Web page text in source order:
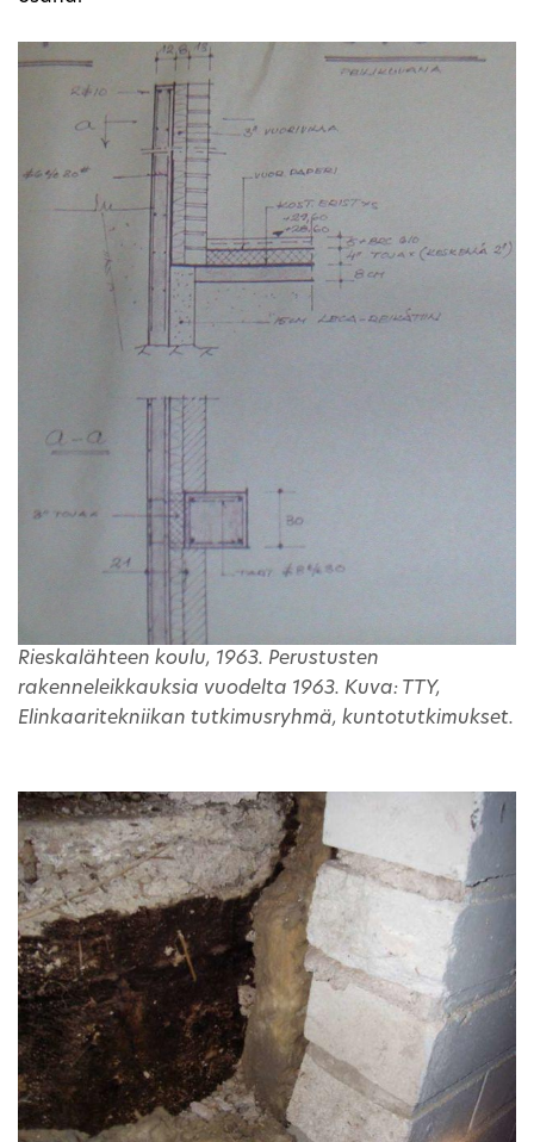
Rieskalähteen koulu, 1963. Perustusten
rakenneleikkauksia vuodelta 1963. Kuva: TTY,
Elinkaaritekniikan tutkimusryhmä, kuntotutkimukset.